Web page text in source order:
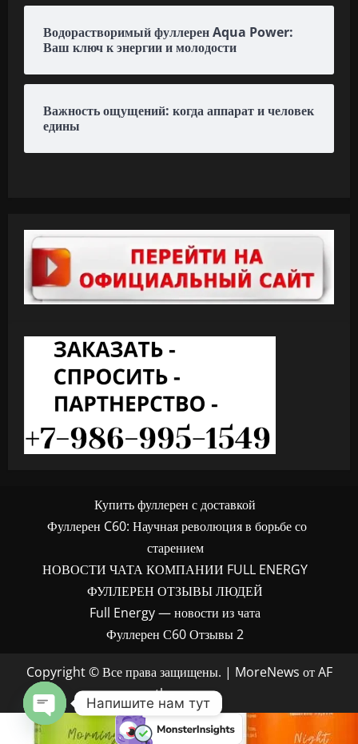
Водорастворимый фуллерен Aqua Power:
Ваш ключ к энергии и молодости
Важность ощущений: когда аппарат и человек
едины
Купить фуллерен с доставкой
Фуллерен C60: Научная революция в борьбе со
старением
НОВОСТИ ЧАТА КОМПАНИИ FULL ENERGY
ФУЛЛЕРЕН ОТЗЫВЫ ЛЮДЕЙ
Full Energy — новости из чата
Фуллерен С60 Отзывы 2
Copyright © Все права защищены. | MoreNews от AF
themes.
Напишите нам тут
OPEN